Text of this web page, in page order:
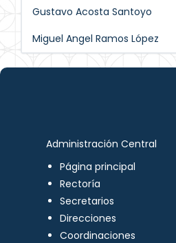
Gustavo Acosta Santoyo
Miguel Angel Ramos López
Administración Central
Página principal
Rectoría
Secretarios
Direcciones
Coordinaciones